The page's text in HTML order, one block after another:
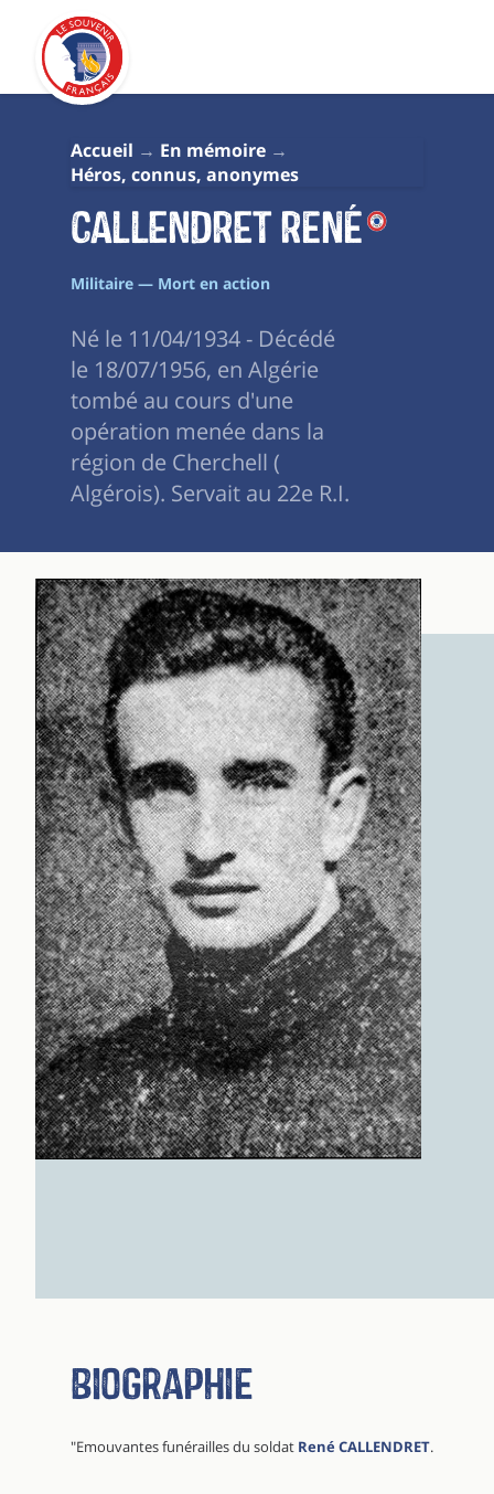
Accueil
En mémoire
Héros, connus, anonymes
CALLENDRET René
Militaire — Mort en action
Né le 11/04/1934 - Décédé
le 18/07/1956, en Algérie
tombé au cours d'une
opération menée dans la
région de Cherchell (
Algérois). Servait au 22e R.I.
Biographie
"Emouvantes funérailles du soldat René CALLENDRET.